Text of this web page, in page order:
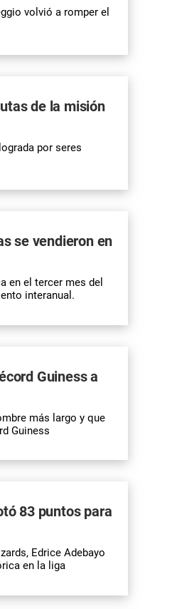
volvió a romper el
de la misión
por seres
se vendieron en
en el tercer mes del
interanual.
Guiness a
más largo y que
Guiness
83 puntos para
Edrice Adebayo
en la liga